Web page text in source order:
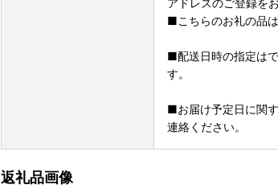
■こちらのお礼の品
■配送日時の指定は
す。
■お届け予定日に関
連絡ください。
返礼品画像